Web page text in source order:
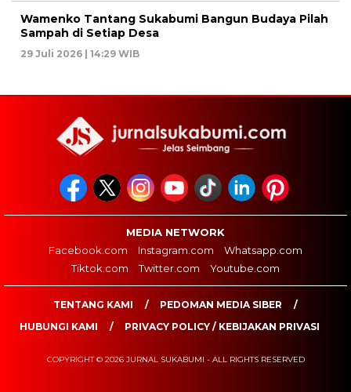
Wamenko Tantang Sukabumi Bangun Budaya Pilah
Sampah di Setiap Desa
29 Juli 2026 | 14:29 WIB
MEDIA NETWORK
Facebook.com
Instagram.com
Whatsapp.com
Tiktok.com
Twitter.com Youtube.com
TENTANG KAMI
PEDOMAN MEDIA SIBER
HUBUNGI KAMI
PRIVACY POLICY / KEBIJAKAN PRIVASI
COPYRIGHT © 2026 JURNAL SUKABUMI - ALL RIGHTS RESERVED